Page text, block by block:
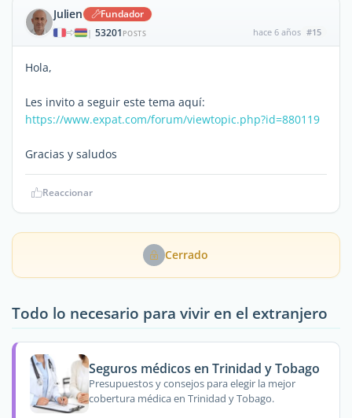
Julien Fundador
| 53201 POSTS hace 6 años #15
Hola,
Les invito a seguir este tema aquí:
https://www.expat.com/forum/viewtopic.php?id=880119
Gracias y saludos
Reaccionar
Cerrado
Todo lo necesario para vivir en el extranjero
Seguros médicos en Trinidad y Tobago
Presupuestos y consejos para elegir la mejor
cobertura médica en Trinidad y Tobago.